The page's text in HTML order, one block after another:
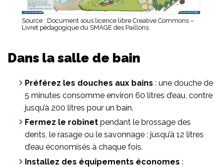
Source : Document sous licence libre Creative Commons –
Livret pédagogique du SMAGE des Paillons.
Dans la salle de bain
Préférez les douches aux bains : une douche de
5 minutes consomme environ 60 litres d’eau, contre
jusqu’à 200 litres pour un bain.
Fermez le robinet pendant le brossage des
dents, le rasage ou le savonnage : jusqu’à 12 litres
d’eau économisés à chaque fois.
Installez des équipements économes :